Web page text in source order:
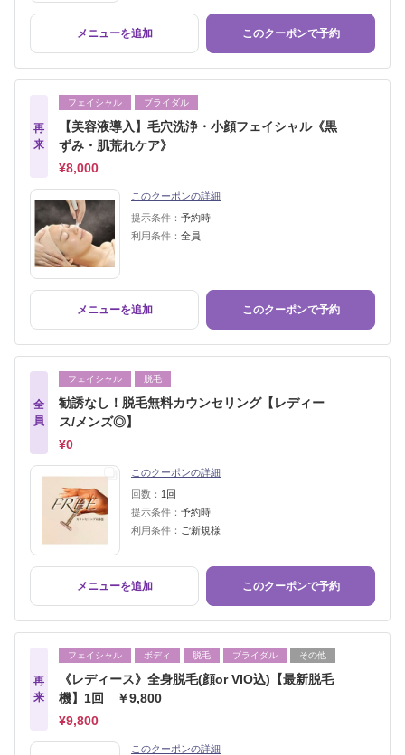
メニューを追加 このクーポンで予約
再
来
フェイシャル ブライダル
【美容液導入】毛穴洗浄・小顔フェイシャル《黒
ずみ・肌荒れケア》
¥8,000
このクーポンの詳細
提示条件： 予約時
利用条件： 全員
メニューを追加 このクーポンで予約
全
員
フェイシャル 脱毛
勧誘なし！脱毛無料カウンセリング【レディー
ス/メンズ◎】
¥0
このクーポンの詳細
回数： 1回
提示条件： 予約時
利用条件： ご新規様
メニューを追加 このクーポンで予約
再
来
フェイシャル ボディ 脱毛 ブライダル その他
《レディース》全身脱毛(顔or VIO込)【最新脱毛
機】1回 ￥9,800
¥9,800
このクーポンの詳細